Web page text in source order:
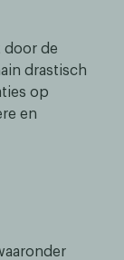
door de
drastisch
op
en